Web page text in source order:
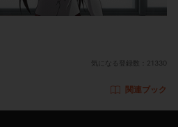
気になる登録数： 21330
関連ブック